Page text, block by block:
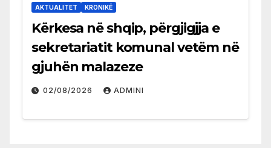
AKTUALITET KRONIKË
Kërkesa në shqip, përgjigjja e
sekretariatit komunal vetëm në
gjuhën malazeze
02/08/2026 ADMINI